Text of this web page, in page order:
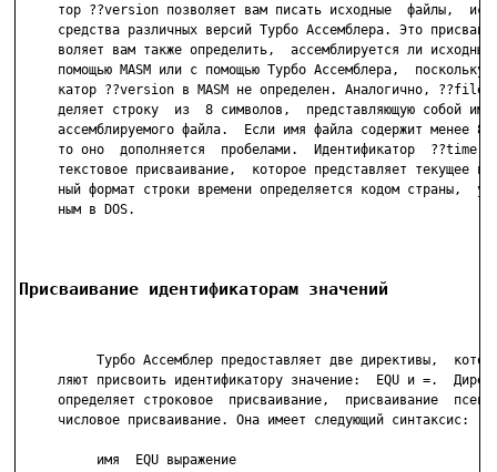
тор ??version позволяет вам писать исходные  файлы,
средства различных версий Турбо Ассемблера. Это
воляет вам также определить,  ассемблируется ли исходный
помощью MASM или с помощью Турбо Ассемблера,  поскольку
катор ??version в MASM не определен. Аналогично,
деляет строку  из  8 символов,  представляющую собой имя
ассемблируемого файла.  Если имя файла содержит менее 8
то оно  дополняется  пробелами.  Идентификатор  ??time
текстовое присваивание,  которое представляет текущее
ный формат строки времени определяется кодом страны,
     ным в DOS.
Присваивание идентификаторам значений
Турбо Ассемблер предоставляет две директивы,
ляют присвоить идентификатору значение:  EQU и =.
определяет строковое  присваивание,  присваивание
     числовое присваивание. Она имеет следующий синтаксис:
          имя  EQU выражение